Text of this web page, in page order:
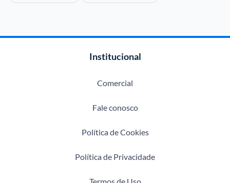
Institucional
Comercial
Fale conosco
Política de Cookies
Política de Privacidade